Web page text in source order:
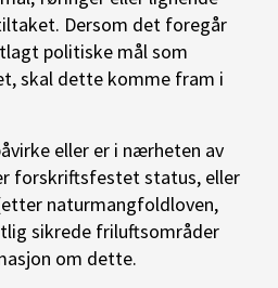
Dersom det foregår
politiske mål som
skal dette komme fram i
eller er i nærheten av
forskriftsfestet status, eller
naturmangfoldloven,
sikrede friluftsområder
om dette.